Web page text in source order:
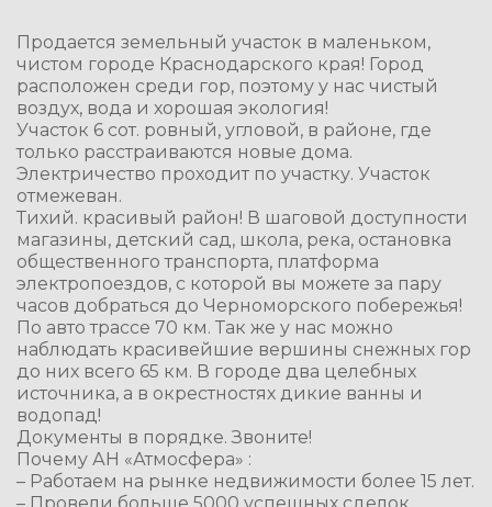
Продается земельный участок в маленьком,
чистом городе Краснодарского края! Город
расположен среди гор, поэтому у нас чистый
воздух, вода и хорошая экология!
Участок 6 сот. ровный, угловой, в районе, где
только расстраиваются новые дома.
Электричество проходит по участку. Участок
отмежеван.
Тихий. красивый район! В шаговой доступности
магазины, детский сад, школа, река, остановка
общественного транспорта, платформа
электропоездов, с которой вы можете за пару
часов добраться до Черноморского побережья!
По авто трассе 70 км. Так же у нас можно
наблюдать красивейшие вершины снежных гор
до них всего 65 км. В городе два целебных
источника, а в окрестностях дикие ванны и
водопад!
Документы в порядке. Звоните!
Почему АН «Атмосфера» :
– Работаем на рынке недвижимости более 15 лет.